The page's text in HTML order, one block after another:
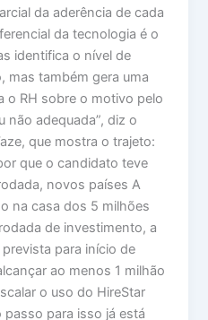
da aderência de cada
da tecnologia é o
identifica o nível de
mas também gera uma
o RH sobre o motivo pelo
não adequada”, diz o
que mostra o trajeto:
que o candidato teve
novos países A
na casa dos 5 milhões
de investimento, a
para início de
ao menos 1 milhão
o uso do HireStar
passo para isso já está